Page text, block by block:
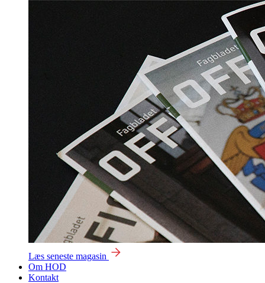
Læs seneste magasin
Om HOD
Kontakt